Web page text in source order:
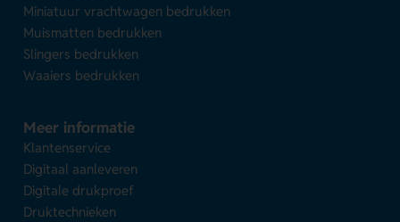
Miniatuur vrachtwagen bedrukken
Muismatten bedrukken
Slingers bedrukken
Waaiers bedrukken
Meer informatie
Klantenservice
Digitaal aanleveren
Digitale drukproef
Druktechnieken